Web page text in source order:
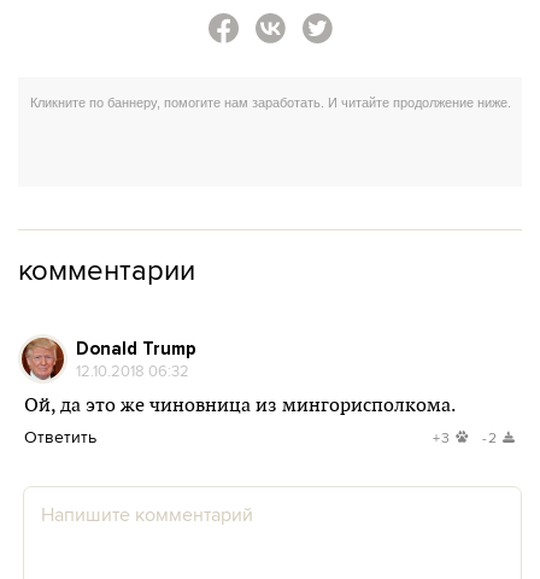
комментарии
Donald Trump
12.10.2018 06:32
Ой, да это же чиновница из мингорисполкома.
Ответить +3 -2